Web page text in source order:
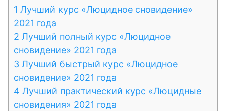
1 Лучший курс «Люцидное сновидение»
2021 года
2 Лучший полный курс «Люцидное
сновидение» 2021 года
3 Лучший быстрый курс «Люцидное
сновидение» 2021 года
4 Лучший практический курс «Люцидные
сновидения» 2021 года